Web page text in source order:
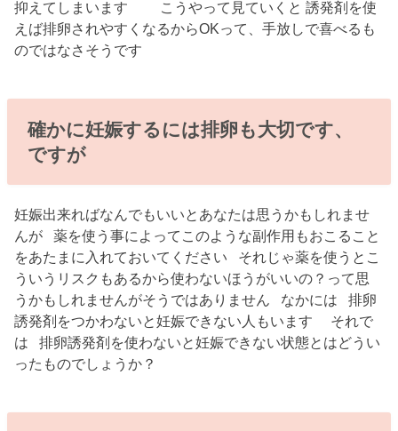
抑えてしまいます こうやって見ていくと 誘発剤を使
えば排卵されやすくなるからOKって、手放しで喜べるも
のではなさそうです
確かに妊娠するには排卵も大切です、
ですが
妊娠出来ればなんでもいいとあなたは思うかもしれませ
んが 薬を使う事によってこのような副作用もおこること
をあたまに入れておいてください それじゃ薬を使うとこ
ういうリスクもあるから使わないほうがいいの？って思
うかもしれませんがそうではありません なかには 排卵
誘発剤をつかわないと妊娠できない人もいます それで
は 排卵誘発剤を使わないと妊娠できない状態とはどうい
ったものでしょうか？